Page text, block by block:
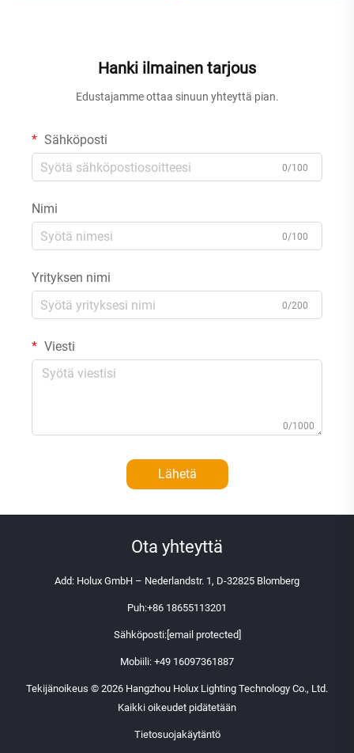
Hanki ilmainen tarjous
Edustajamme ottaa sinuun yhteyttä pian.
Sähköposti
0/100
Nimi
0/100
Yrityksen nimi
0/200
Viesti
0/1000
Lähetä
Ota yhteyttä
Add: Holux GmbH – Nederlandstr. 1, D-32825 Blomberg
Puh:+86 18655113201
Sähköposti:[email protected]
Mobiili: +49 16097361887
Tekijänoikeus © 2026 Hangzhou Holux Lighting Technology Co., Ltd.
Kaikki oikeudet pidätetään
Tietosuojakäytäntö